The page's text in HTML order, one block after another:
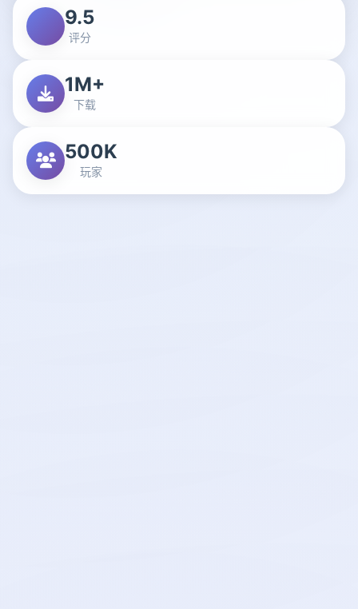
9.5
评分
1M+
下载
500K
玩家